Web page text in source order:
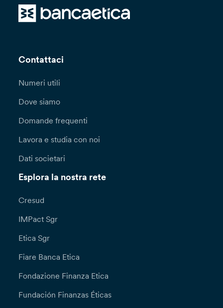
Contattaci
Numeri utili
Dove siamo
Domande frequenti
Lavora e studia con noi
Dati societari
Esplora la nostra rete
Cresud
IMPact Sgr
Etica Sgr
Fiare Banca Etica
Fondazione Finanza Etica
Fundación Finanzas Éticas